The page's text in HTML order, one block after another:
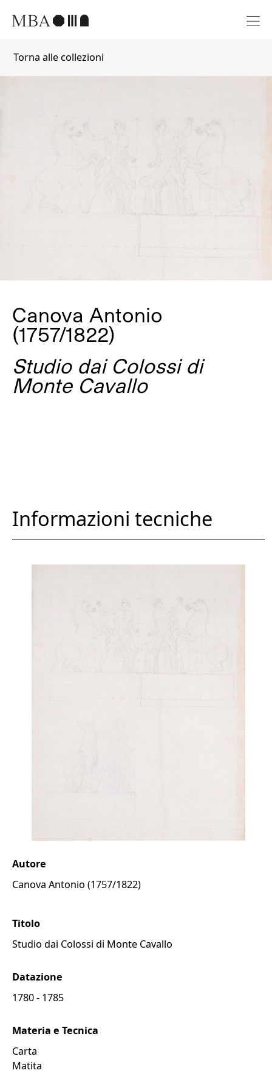
Torna alle collezioni
Canova Antonio
(1757/1822)
Studio dai Colossi di
Monte Cavallo
Informazioni tecniche
Autore
Canova Antonio (1757/1822)
Titolo
Studio dai Colossi di Monte Cavallo
Datazione
1780 - 1785
Materia e Tecnica
carta
matita